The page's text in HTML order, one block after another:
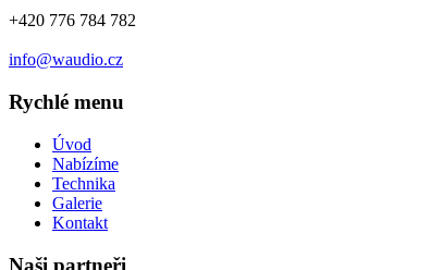
+420 776 784 782
info@waudio.cz
Rychlé menu
Úvod
Nabízíme
Technika
Galerie
Kontakt
Naši partneři